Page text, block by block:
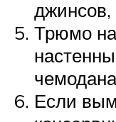
джинсов,
Трюмо
Если